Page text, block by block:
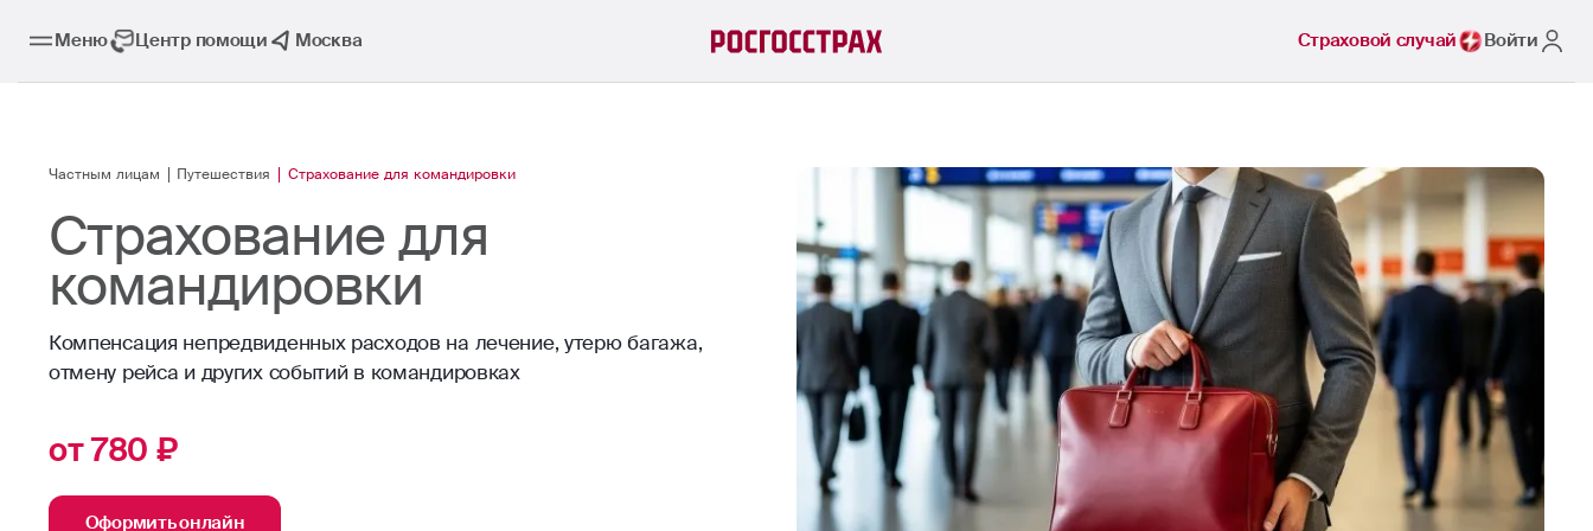
Меню Центр помощи Москва Страховой случай Войти
Частным лицам Путешествия Страхование для командировки
Страхование для
командировки
Компенсация непредвиденных расходов на лечение, утерю багажа,
отмену рейса и других событий в командировках
от 780 ₽
Оформить онлайн